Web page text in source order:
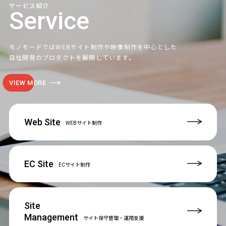
サービス紹介
Service
モノモードではWEBサイト制作や映像制作を中心とした
自社開発のプロダクトを展開しています。
VIEW MORE
Web Site WEBサイト制作
EC Site ECサイト制作
Site
Management
サイト保守管理・運用支援